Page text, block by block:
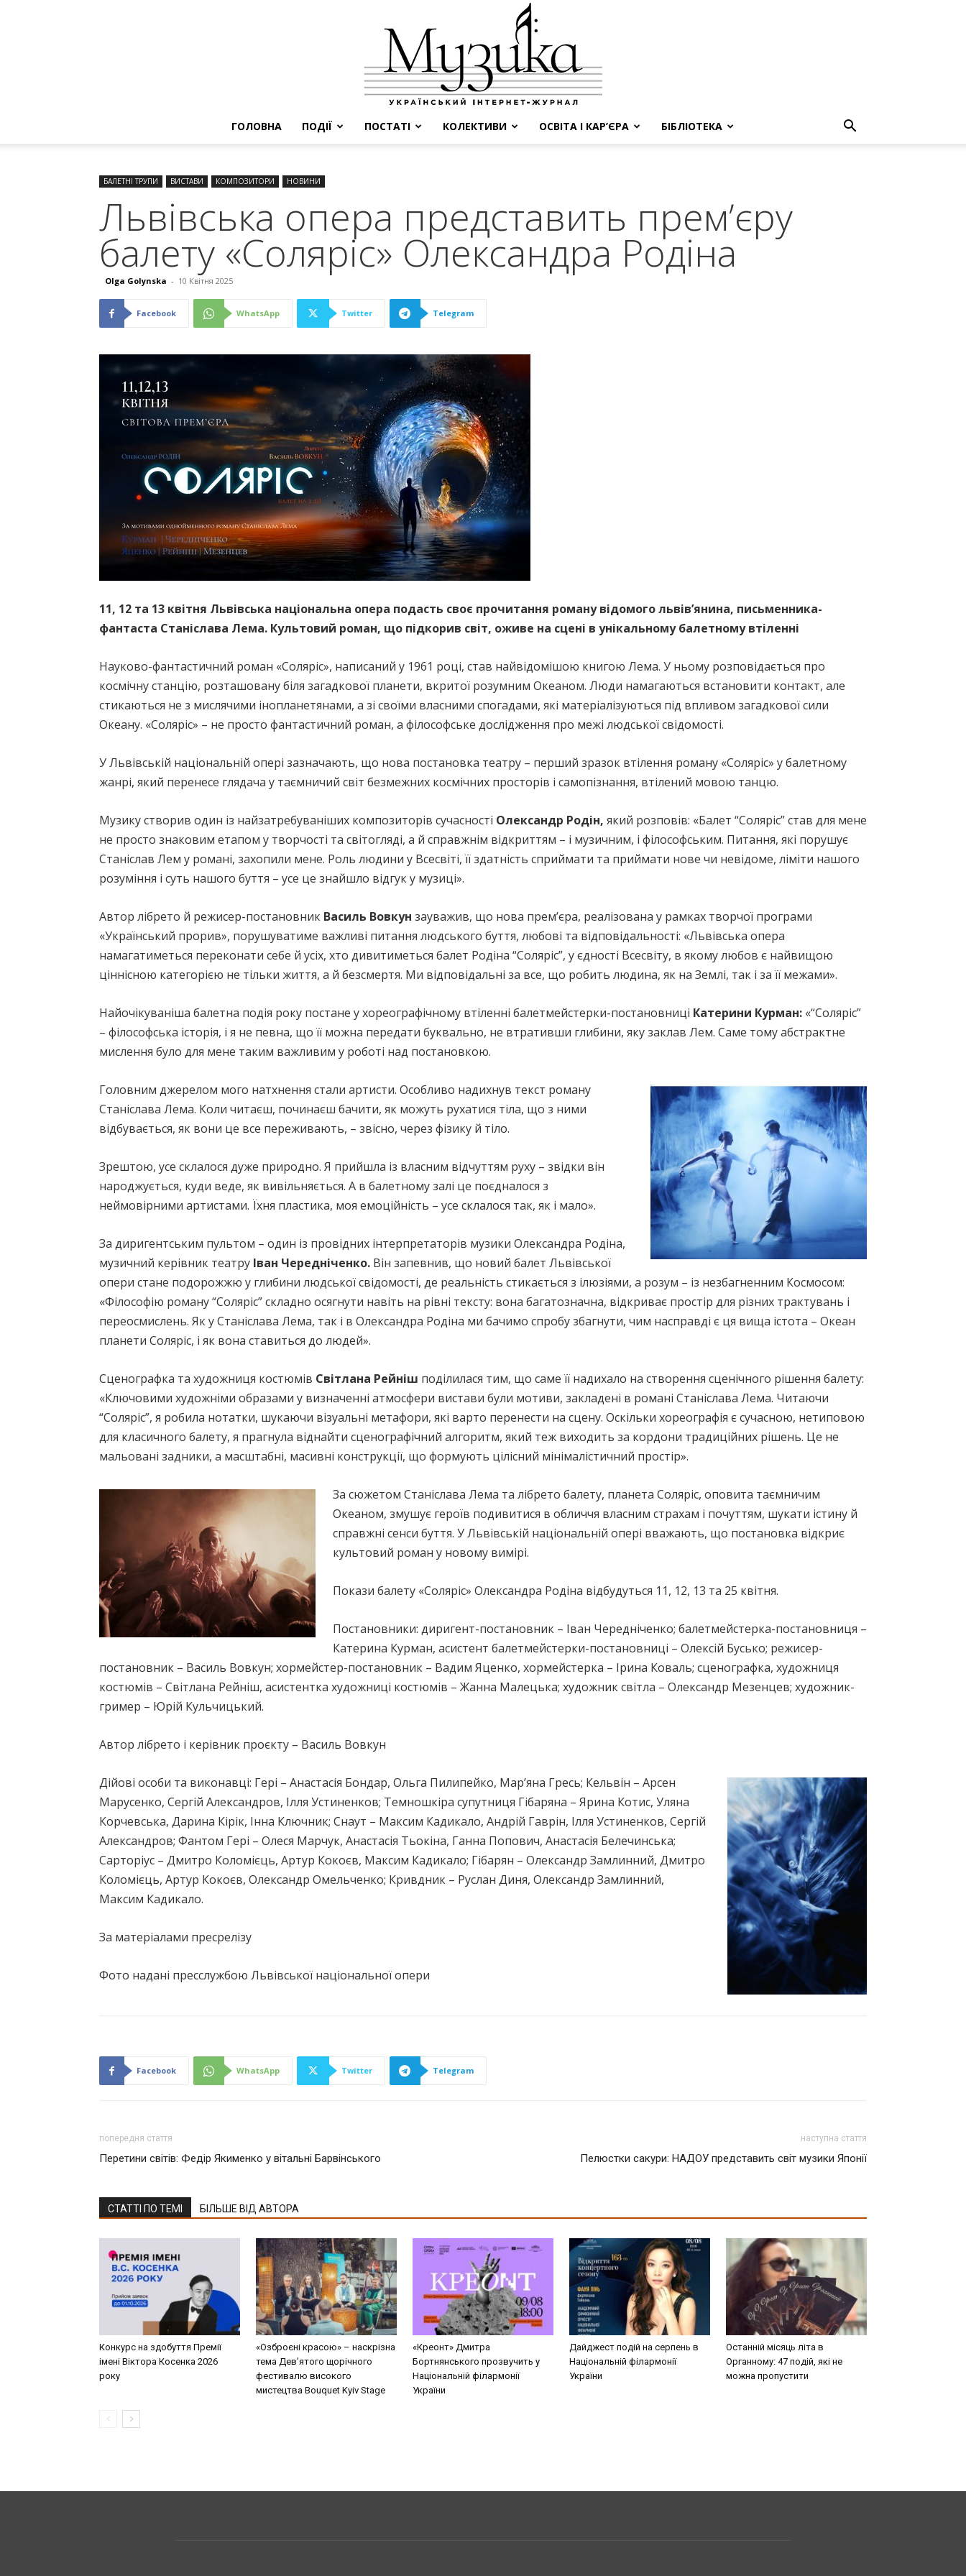
ГОЛОВНА ПОДІЇ ПОСТАТІ КОЛЕКТИВИ ОСВІТА І КАР’ЄРА БІБЛІОТЕКА
БАЛЕТНІ ТРУПИ ВИСТАВИ КОМПОЗИТОРИ НОВИНИ
Львівська опера представить премʼєру
балету «Соляріс» Олександра Родіна
Olga Golynska - 10 Квітня 2025
Facebook WhatsApp Twitter Telegram
11, 12 та 13 квітня Львівська національна опера подасть своє прочитання роману відомого львівʼянина, письменника-
фантаста Станіслава Лема. Культовий роман, що підкорив світ, оживе на сцені в унікальному балетному втіленні
Науково-фантастичний роман «Соляріс», написаний у 1961 році, став найвідомішою книгою Лема. У ньому розповідається про
космічну станцію, розташовану біля загадкової планети, вкритої розумним Океаном. Люди намагаються встановити контакт, але
стикаються не з мислячими інопланетянами, а зі своїми власними спогадами, які матеріалізуються під впливом загадкової сили
Океану. «Соляріс» – не просто фантастичний роман, а філософське дослідження про межі людської свідомості.
У Львівській національній опері зазначають, що нова постановка театру – перший зразок втілення роману «Соляріс» у балетному
жанрі, який перенесе глядача у таємничий світ безмежних космічних просторів і самопізнання, втілений мовою танцю.
Музику створив один із найзатребуваніших композиторів сучасності Олександр Родін, який розповів: «Балет “Соляріс” став для мене
не просто знаковим етапом у творчості та світогляді, а й справжнім відкриттям – і музичним, і філософським. Питання, які порушує
Станіслав Лем у романі, захопили мене. Роль людини у Всесвіті, її здатність сприймати та приймати нове чи невідоме, ліміти нашого
розуміння і суть нашого буття – усе це знайшло відгук у музиці».
Автор лібрето й режисер-постановник Василь Вовкун зауважив, що нова премʼєра, реалізована у рамках творчої програми
«Український прорив», порушуватиме важливі питання людського буття, любові та відповідальності: «Львівська опера
намагатиметься переконати себе й усіх, хто дивитиметься балет Родіна “Соляріс”, у єдності Всесвіту, в якому любов є найвищою
ціннісною категорією не тільки життя, а й безсмертя. Ми відповідальні за все, що робить людина, як на Землі, так і за її межами».
Найочікуваніша балетна подія року постане у хореографічному втіленні балетмейстерки-постановниці Катерини Курман: «“Соляріс”
– філософська історія, і я не певна, що її можна передати буквально, не втративши глибини, яку заклав Лем. Саме тому абстрактне
мислення було для мене таким важливим у роботі над постановкою.
Головним джерелом мого натхнення стали артисти. Особливо надихнув текст роману
Станіслава Лема. Коли читаєш, починаєш бачити, як можуть рухатися тіла, що з ними
відбувається, як вони це все переживають, – звісно, через фізику й тіло.
Зрештою, усе склалося дуже природно. Я прийшла із власним відчуттям руху – звідки він
народжується, куди веде, як вивільняється. А в балетному залі це поєдналося з
неймовірними артистами. Їхня пластика, моя емоційність – усе склалося так, як і мало».
За диригентським пультом – один із провідних інтерпретаторів музики Олександра Родіна,
музичний керівник театру Іван Чередніченко. Він запевнив, що новий балет Львівської
опери стане подорожжю у глибини людської свідомості, де реальність стикається з ілюзіями, а розум – із незбагненним Космосом:
«Філософію роману “Соляріс” складно осягнути навіть на рівні тексту: вона багатозначна, відкриває простір для різних трактувань і
переосмислень. Як у Станіслава Лема, так і в Олександра Родіна ми бачимо спробу збагнути, чим насправді є ця вища істота – Океан
планети Соляріс, і як вона ставиться до людей».
Сценографка та художниця костюмів Світлана Рейніш поділилася тим, що саме її надихало на створення сценічного рішення балету:
«Ключовими художніми образами у визначенні атмосфери вистави були мотиви, закладені в романі Станіслава Лема. Читаючи
“Соляріс”, я робила нотатки, шукаючи візуальні метафори, які варто перенести на сцену. Оскільки хореографія є сучасною, нетиповою
для класичного балету, я прагнула віднайти сценографічний алгоритм, який теж виходить за кордони традиційних рішень. Це не
мальовані задники, а масштабні, масивні конструкції, що формують цілісний мінімалістичний простір».
За сюжетом Станіслава Лема та лібрето балету, планета Соляріс, оповита таємничим
Океаном, змушує героїв подивитися в обличчя власним страхам і почуттям, шукати істину й
справжні сенси буття. У Львівській національній опері вважають, що постановка відкриє
культовий роман у новому вимірі.
Покази балету «Соляріс» Олександра Родіна відбудуться 11, 12, 13 та 25 квітня.
Постановники: диригент-постановник – Іван Чередніченко; балетмейстерка-постановниця –
Катерина Курман, асистент балетмейстерки-постановниці – Олексій Бусько; режисер-
постановник – Василь Вовкун; хормейстер-постановник – Вадим Яценко, хормейстерка – Ірина Коваль; сценографка, художниця
костюмів – Світлана Рейніш, асистентка художниці костюмів – Жанна Малецька; художник світла – Олександр Мезенцев; художник-
гример – Юрій Кульчицький.
Автор лібрето і керівник проєкту – Василь Вовкун
Дійові особи та виконавці: Гері – Анастасія Бондар, Ольга Пилипейко, Мар’яна Гресь; Кельвін – Арсен
Марусенко, Сергій Александров, Ілля Устиненков; Темношкіра супутниця Гібаряна – Ярина Котис, Уляна
Корчевська, Дарина Кірік, Інна Ключник; Снаут – Максим Кадикало, Андрій Гаврін, Ілля Устиненков, Сергій
Александров; Фантом Гері – Олеся Марчук, Анастасія Тьокіна, Ганна Попович, Анастасія Белечинська;
Сарторіус – Дмитро Коломієць, Артур Кокоєв, Максим Кадикало; Гібарян – Олександр Замлинний, Дмитро
Коломієць, Артур Кокоєв, Олександр Омельченко; Кривдник – Руслан Диня, Олександр Замлинний,
Максим Кадикало.
За матеріалами пресрелізу
Фото надані пресслужбою Львівської національної опери
Facebook WhatsApp Twitter Telegram
попередня стаття
Перетини світів: Федір Якименко у вітальні Барвінського
наступна стаття
Пелюстки сакури: НАДОУ представить світ музики Японії
СТАТТІ ПО ТЕМІ БІЛЬШЕ ВІД АВТОРА
Конкурс на здобуття Премії
імені Віктора Косенка 2026
року
«Озброєні красою» – наскрізна
тема Дев’ятого щорічного
фестивалю високого
мистецтва Bouquet Kyiv Stage
«Креонт» Дмитра
Бортнянського прозвучить у
Національній філармонії
України
Дайджест подій на серпень в
Національній філармонії
України
Останній місяць літа в
Органному: 47 подій, які не
можна пропустити